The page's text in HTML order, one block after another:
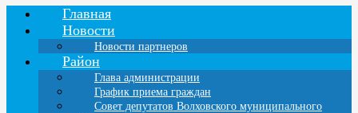
Главная
Новости
Новости партнеров
Район
Глава администрации
График приема граждан
Совет депутатов Волховского муниципального